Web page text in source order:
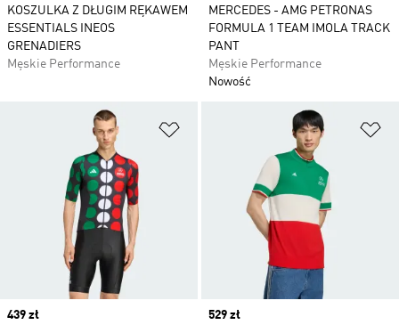
KOSZULKA Z DŁUGIM RĘKAWEM
ESSENTIALS INEOS
GRENADIERS
Męskie Performance
MERCEDES - AMG PETRONAS
FORMULA 1 TEAM IMOLA TRACK
PANT
Męskie Performance
Nowość
Dodaj do listy życzeń
Price
439 zł
Price
529 zł